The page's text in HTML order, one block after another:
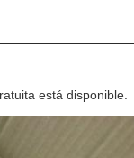
está disponible.